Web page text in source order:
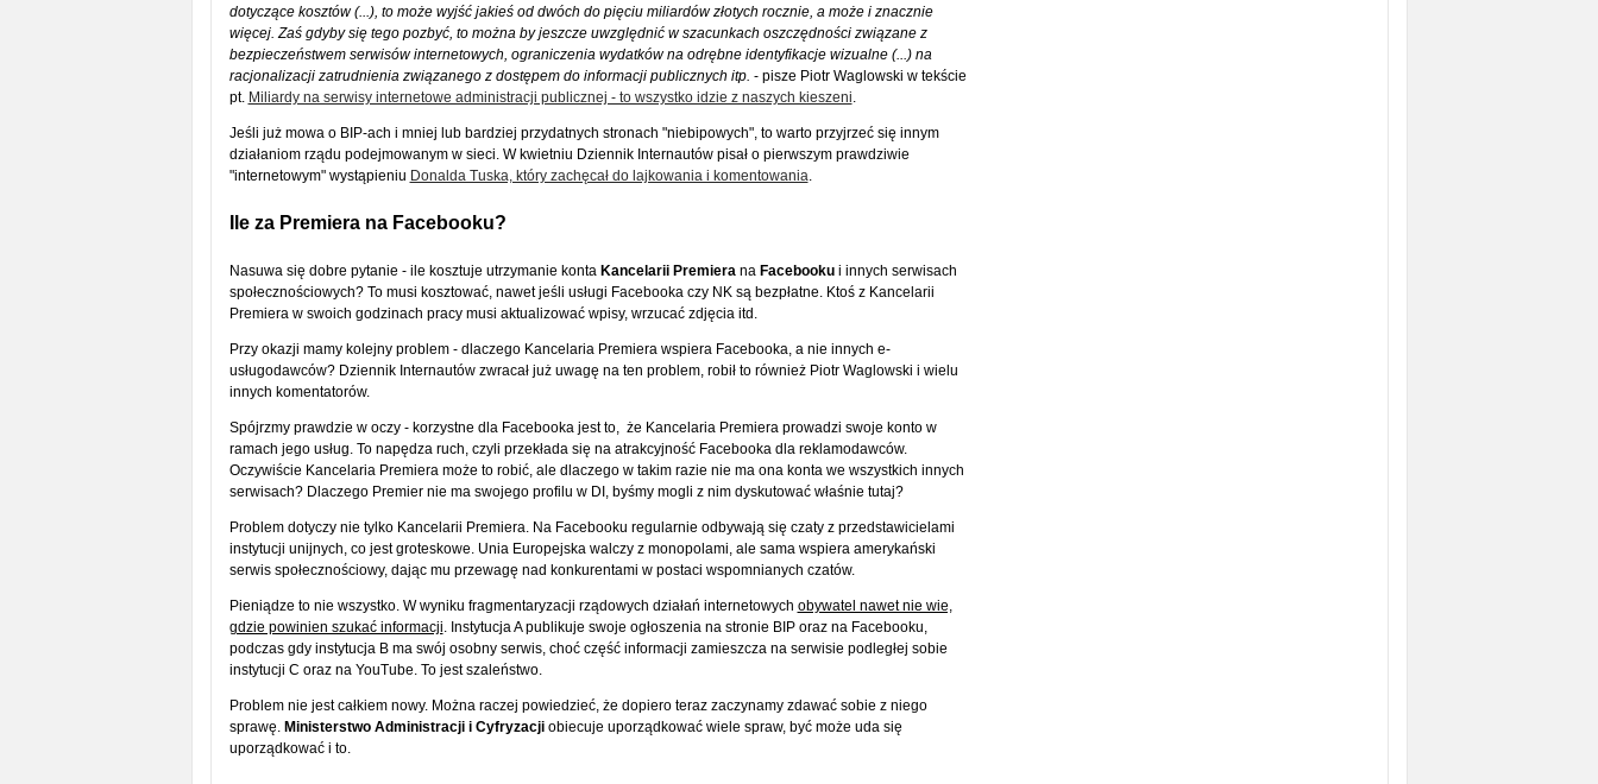
dotyczące kosztów (...), to może wyjść jakieś od dwóch do pięciu miliardów złotych rocznie, a może i znacznie
więcej. Zaś gdyby się tego pozbyć, to można by jeszcze uwzględnić w szacunkach oszczędności związane z
bezpieczeństwem serwisów internetowych, ograniczenia wydatków na odrębne identyfikacje wizualne (...) na
racjonalizacji zatrudnienia związanego z dostępem do informacji publicznych itp. - pisze Piotr Waglowski w tekście
pt. Miliardy na serwisy internetowe administracji publicznej - to wszystko idzie z naszych kieszeni.
Jeśli już mowa o BIP-ach i mniej lub bardziej przydatnych stronach "niebipowych", to warto przyjrzeć się innym
działaniom rządu podejmowanym w sieci. W kwietniu Dziennik Internautów pisał o pierwszym prawdziwie
"internetowym" wystąpieniu Donalda Tuska, który zachęcał do lajkowania i komentowania.
Ile za Premiera na Facebooku?
Nasuwa się dobre pytanie - ile kosztuje utrzymanie konta Kancelarii Premierana Facebookui innych serwisach
społecznościowych? To musi kosztować, nawet jeśli usługi Facebooka czy NK są bezpłatne. Ktoś z Kancelarii
Premiera w swoich godzinach pracy musi aktualizować wpisy, wrzucać zdjęcia itd.
Przy okazji mamy kolejny problem - dlaczego Kancelaria Premiera wspiera Facebooka, a nie innych e-
usługodawców? Dziennik Internautów zwracał już uwagę na ten problem, robił to również Piotr Waglowski i wielu
innych komentatorów.
Spójrzmy prawdzie w oczy - korzystne dla Facebooka jest to, że Kancelaria Premiera prowadzi swoje konto w
ramach jego usług. To napędza ruch, czyli przekłada się na atrakcyjność Facebooka dla reklamodawców.
Oczywiście Kancelaria Premiera może to robić, ale dlaczego w takim razie nie ma ona konta we wszystkich innych
serwisach? Dlaczego Premier nie ma swojego profilu w DI, byśmy mogli z nim dyskutować właśnie tutaj?
Problem dotyczy nie tylko Kancelarii Premiera. Na Facebooku regularnie odbywają się czaty z przedstawicielami
instytucji unijnych, co jest groteskowe. Unia Europejska walczy z monopolami, ale sama wspiera amerykański
serwis społecznościowy, dając mu przewagę nad konkurentami w postaci wspomnianych czatów.
Pieniądze to nie wszystko. W wyniku fragmentaryzacji rządowych działań internetowych obywatel nawet nie wie,
gdzie powinien szukać informacji. Instytucja A publikuje swoje ogłoszenia na stronie BIP oraz na Facebooku,
podczas gdy instytucja B ma swój osobny serwis, choć część informacji zamieszcza na serwisie podległej sobie
instytucji C oraz na YouTube. To jest szaleństwo.
Problem nie jest całkiem nowy. Można raczej powiedzieć, że dopiero teraz zaczynamy zdawać sobie z niego
sprawę. Ministerstwo Administracji i Cyfryzacjiobiecuje uporządkować wiele spraw, być może uda się
uporządkować i to.